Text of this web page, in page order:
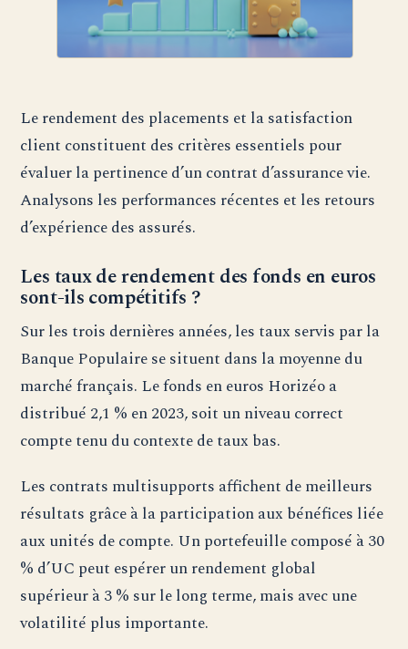
Le rendement des placements et la satisfaction
client constituent des critères essentiels pour
évaluer la pertinence d’un contrat d’assurance vie.
Analysons les performances récentes et les retours
d’expérience des assurés.
Les taux de rendement des fonds en euros
sont-ils compétitifs ?
Sur les trois dernières années, les taux servis par la
Banque Populaire se situent dans la moyenne du
marché français. Le fonds en euros Horizéo a
distribué 2,1 % en 2023, soit un niveau correct
compte tenu du contexte de taux bas.
Les contrats multisupports affichent de meilleurs
résultats grâce à la participation aux bénéfices liée
aux unités de compte. Un portefeuille composé à 30
% d’UC peut espérer un rendement global
supérieur à 3 % sur le long terme, mais avec une
volatilité plus importante.